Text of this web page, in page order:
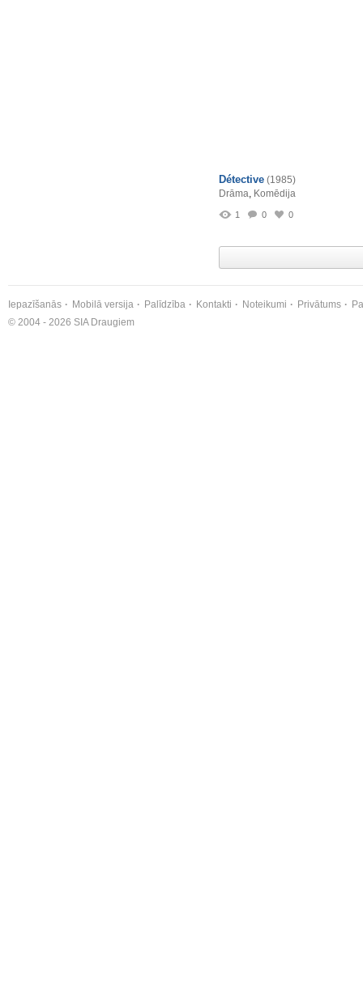
Détective (1985)
Drāma, Komēdija
1 0 0
Iepazīšanās Mobilā versija Palīdzība Kontakti Noteikumi Privātums
© 2004 - 2026 SIA Draugiem